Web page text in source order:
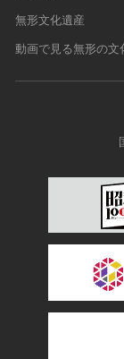
無形文化遺産
動画で見る無形の文